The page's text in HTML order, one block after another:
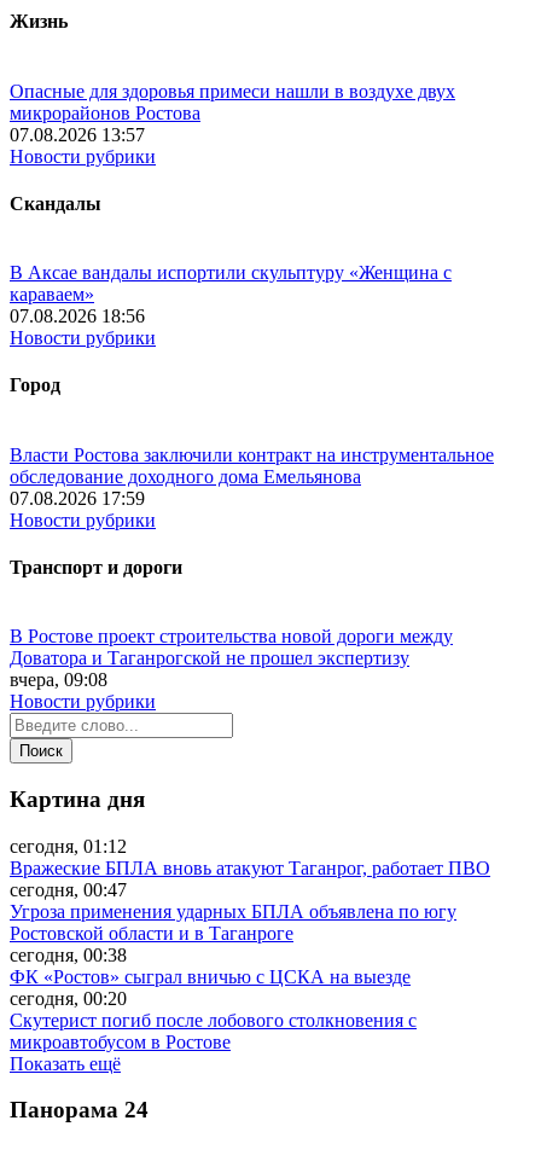
Жизнь
Опасные для здоровья примеси нашли в воздухе двух
микрорайонов Ростова
07.08.2026 13:57
Новости рубрики
Скандалы
В Аксае вандалы испортили скульптуру «Женщина с
караваем»
07.08.2026 18:56
Новости рубрики
Город
Власти Ростова заключили контракт на инструментальное
обследование доходного дома Емельянова
07.08.2026 17:59
Новости рубрики
Транспорт и дороги
В Ростове проект строительства новой дороги между
Доватора и Таганрогской не прошел экспертизу
вчера, 09:08
Новости рубрики
Картина дня
сегодня, 01:12
Вражеские БПЛА вновь атакуют Таганрог, работает ПВО
сегодня, 00:47
Угроза применения ударных БПЛА объявлена по югу
Ростовской области и в Таганроге
сегодня, 00:38
ФК «Ростов» сыграл вничью с ЦСКА на выезде
сегодня, 00:20
Скутерист погиб после лобового столкновения с
микроавтобусом в Ростове
Показать ещё
Панорама 24